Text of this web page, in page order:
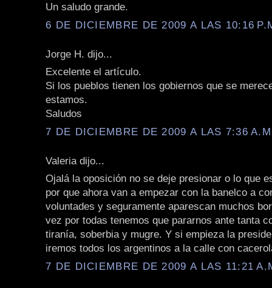
Un saludo grande.
6 DE DICIEMBRE DE 2009 A LAS 10:16
Jorge H. dijo...
Excelente el artículo.
Si los pueblos tienen los gobiernos que se
estamos.
Saludos
7 DE DICIEMBRE DE 2009 A LAS 7:36
Valeria dijo...
Ojalá la oposición no se deje presionar o lo que
por que ahora van a empezar con la banelco a
voluntades y seguramente aparescan muchos
vez por todas tenemos que pararnos ante tanta
tiranía, soberbia y mugre. Y si empieza la
iremos todos los argentinos a la calle con
7 DE DICIEMBRE DE 2009 A LAS 11:21